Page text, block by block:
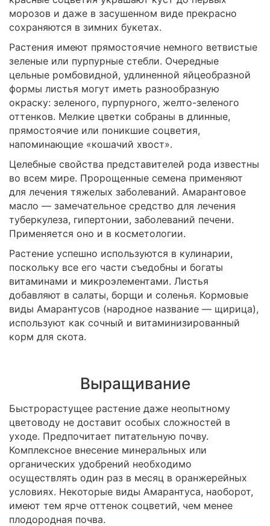
морозов и даже в засушенном виде прекрасно
сохраняются в зимних букетах.
Растения имеют прямостоячие немного ветвистые
зеленые или пурпурные стебли. Очередные
цельные ромбовидной, удлиненной яйцеобразной
формы листья могут иметь разнообразную
окраску: зеленого, пурпурного, желто-зеленого
оттенков. Мелкие цветки собраны в длинные,
прямостоячие или поникшие соцветия,
напоминающие «кошачий хвост».
Целебные свойства представителей рода известны
во всем мире. Пророщенные семена применяют
для лечения тяжелых заболеваний. Амарантовое
масло — замечательное средство для лечения
туберкулеза, гипертонии, заболеваний печени.
Применяется оно и в косметологии.
Растение успешно используются в кулинарии,
поскольку все его части съедобны и богаты
витаминами и микроэлементами. Листья
добавляют в салаты, борщи и соленья. Кормовые
виды Амарантусов (народное название — щирица),
используют как сочный и витаминизированный
корм для скота.
Выращивание
Быстрорастущее растение даже неопытному
цветоводу не доставит особых сложностей в
уходе. Предпочитает питательную почву.
Комплексное внесение минеральных или
органических удобрений необходимо
осуществлять один раз в месяц в оранжерейных
условиях. Некоторые виды Амарантуса, наоборот,
имеют тем ярче оттенок соцветий, чем менее
плодородная почва.